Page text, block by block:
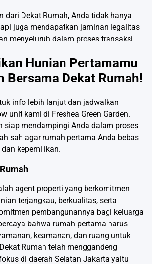
dari Dekat Rumah, Anda tidak hanya
juga mendapatkan jaminan legalitas
menyeluruh dalam proses transaksi.
Hunian Pertamamu
Bersama Dekat Rumah!
info lebih lanjut dan jadwalkan
unit kami di Freshea Green Garden.
siap mendampingi Anda dalam proses
sah agar rumah pertama Anda bebas
kepemilikan.
agent properti yang berkomitmen
terjangkau, berkualitas, serta
pembangunannya bagi keluarga
bahwa rumah pertama harus
keamanan, dan ruang untuk
Rumah telah menggandeng
di daerah Selatan Jakarta yaitu